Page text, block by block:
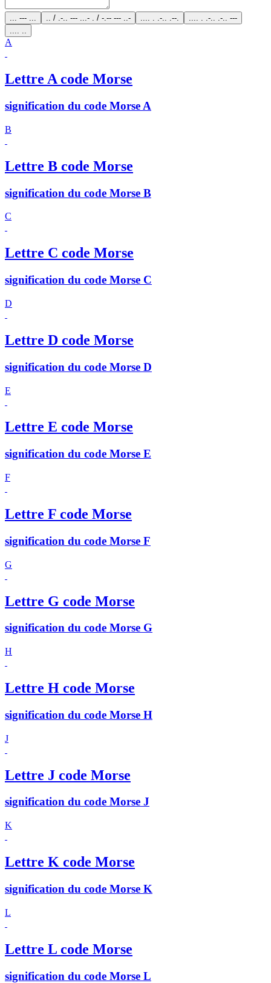
... --- ... .. / .-.. --- ...- . / -.-- --- ..- .... . .-.. .--.
.... . .-.. .-.. ---
.... ..
A
Lettre A code Morse
signification du code Morse A
B
Lettre B code Morse
signification du code Morse B
C
Lettre C code Morse
signification du code Morse C
D
Lettre D code Morse
signification du code Morse D
E
Lettre E code Morse
signification du code Morse E
F
Lettre F code Morse
signification du code Morse F
G
Lettre G code Morse
signification du code Morse G
H
Lettre H code Morse
signification du code Morse H
J
Lettre J code Morse
signification du code Morse J
K
Lettre K code Morse
signification du code Morse K
L
Lettre L code Morse
signification du code Morse L